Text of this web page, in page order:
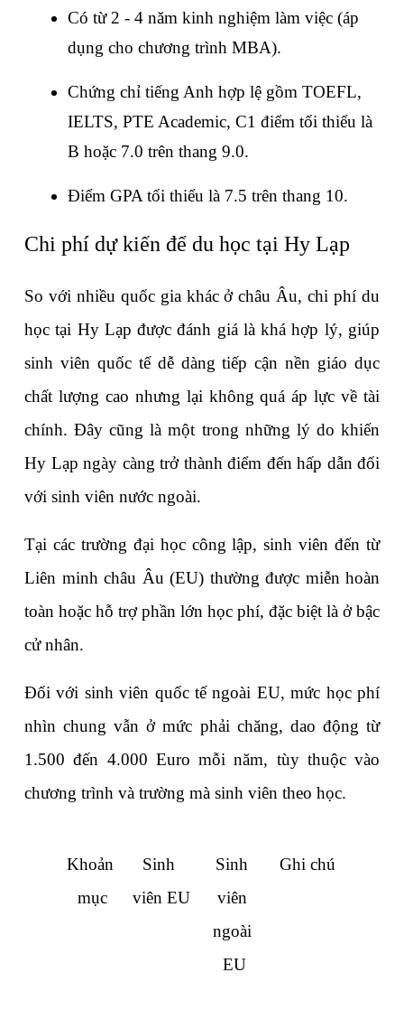
Có từ 2 - 4 năm kinh nghiệm làm việc (áp
dụng cho chương trình MBA).
Chứng chỉ tiếng Anh hợp lệ gồm TOEFL,
IELTS, PTE Academic, C1 điểm tối thiểu là
B hoặc 7.0 trên thang 9.0.
Điểm GPA tối thiểu là 7.5 trên thang 10.
Chi phí dự kiến để du học tại Hy Lạp
So với nhiều quốc gia khác ở châu Âu, chi phí du
học tại Hy Lạp được đánh giá là khá hợp lý, giúp
sinh viên quốc tế dễ dàng tiếp cận nền giáo dục
chất lượng cao nhưng lại không quá áp lực về tài
chính. Đây cũng là một trong những lý do khiến
Hy Lạp ngày càng trở thành điểm đến hấp dẫn đối
với sinh viên nước ngoài.
Tại các trường đại học công lập, sinh viên đến từ
Liên minh châu Âu (EU) thường được miễn hoàn
toàn hoặc hỗ trợ phần lớn học phí, đặc biệt là ở bậc
cử nhân.
Đối với sinh viên quốc tế ngoài EU, mức học phí
nhìn chung vẫn ở mức phải chăng, dao động từ
1.500 đến 4.000 Euro mỗi năm, tùy thuộc vào
chương trình và trường mà sinh viên theo học.
Khoản
mục
Sinh
viên EU
Sinh
viên
ngoài
EU
Ghi chú